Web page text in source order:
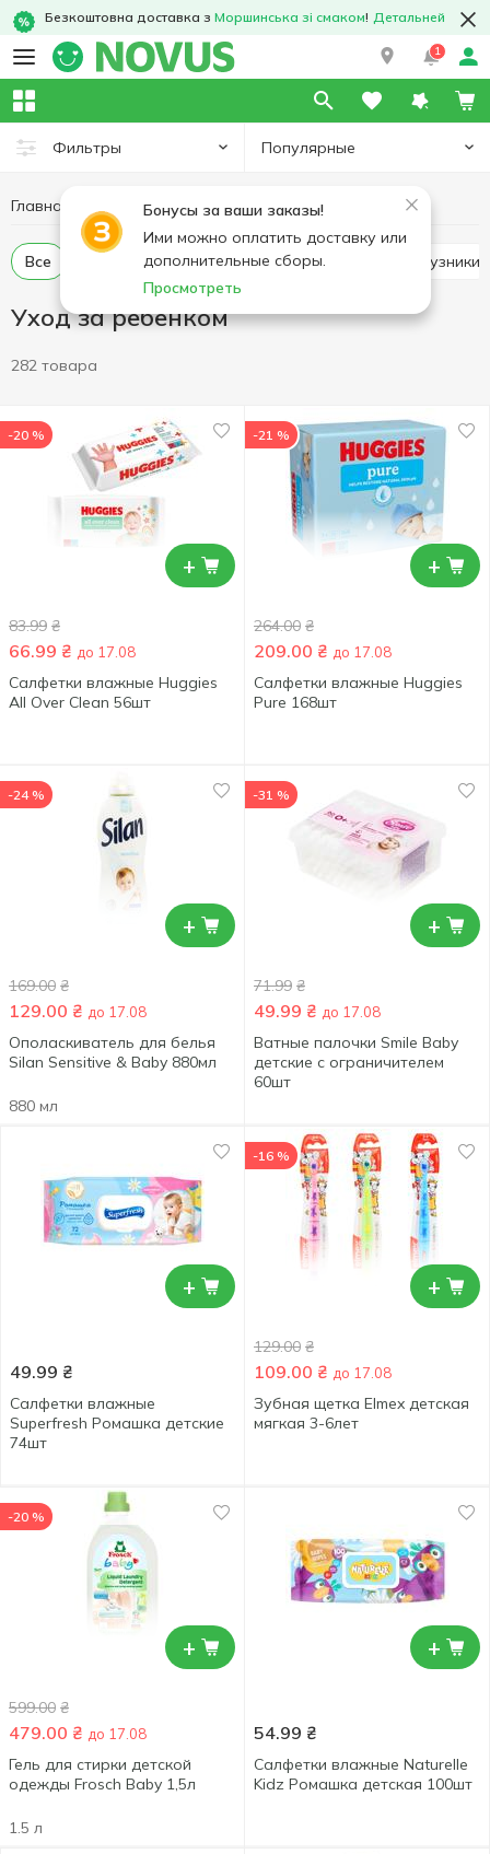
Безкоштовна доставка з Моршинська зі смаком! Детальней
1
Фильтры Популярные
Бонусы за ваши заказы!
Ими можно оплатить доставку или
дополнительные сборы.
Просмотреть
Главная Товары для детей Уход за ребенком
Все Детские салфетки, ватные палочки Подгузники
Уход за ребенком
282 товара
+
-20 %
83.99 ₴
66.99 ₴ до 17.08
Салфетки влажные Huggies
All Over Clean 56шт
+
-21 %
264.00 ₴
209.00 ₴ до 17.08
Салфетки влажные Huggies
Pure 168шт
+
-24 %
169.00 ₴
129.00 ₴ до 17.08
Ополаскиватель для белья
Silan Sensitive & Baby 880мл
880 мл
+
-31 %
71.99 ₴
49.99 ₴ до 17.08
Ватные палочки Smile Baby
детские с ограничителем
60шт
+
49.99 ₴
Салфетки влажные
Superfresh Ромашка детские
74шт
+
-16 %
129.00 ₴
109.00 ₴ до 17.08
Зубная щетка Elmex детская
мягкая 3-6лет
+
-20 %
599.00 ₴
479.00 ₴ до 17.08
Гель для стирки детской
одежды Frosch Baby 1,5л
1.5 л
+
54.99 ₴
Салфетки влажные Naturelle
Kidz Ромашка детская 100шт